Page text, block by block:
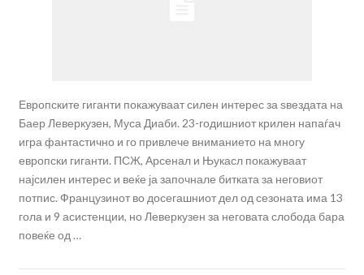
Европските гиганти покажуваат силен интерес за ѕвездата на
Баер Леверкузен, Муса Диаби. 23-годишниот крилен напаѓач
игра фантастично и го привлече вниманието на многу
европски гиганти. ПСЖ, Арсенал и Њукасл покажуваат
најсилен интерес и веќе ја започнале битката за неговиот
потпис. Французинот во досегашниот дел од сезоната има 13
гола и 9 асистенции, но Леверкузен за неговата слобода бара
повеќе од …